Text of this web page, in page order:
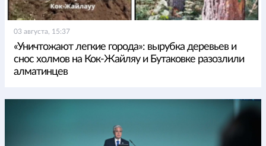
03 августа, 15:37
«Уничтожают легкие города»: вырубка деревьев и
снос холмов на Кок-Жайляу и Бутаковке разозлили
алматинцев